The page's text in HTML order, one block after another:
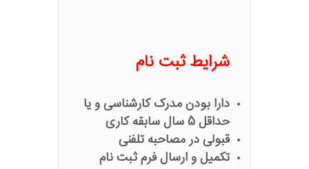
شرایط ثبت نام
دارا بودن مدرک کارشناسی و یا
حداقل 5 سال سابقه کاری
قبولی در مصاحبه تلفنی
تکمیل و ارسال فرم ثبت نام